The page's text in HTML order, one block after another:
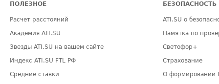
ПОЛЕЗНОЕ
Расчет расстояний
Академия ATI.SU
Звезды ATI.SU на вашем сайте
Индекс ATI.SU FTL РФ
Средние ставки
БЕЗОПАСНОСТЬ
ATI.SU о
Памятка по
Светофор+
Страхование
О формировании